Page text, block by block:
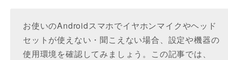
お使いのAndroidスマホでイヤホンマイクやヘッド
セットが使えない・聞こえない場合、設定や機器の
使用環境を確認してみましょう。この記事では、